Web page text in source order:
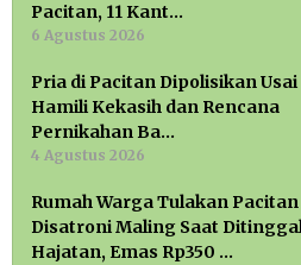
Pacitan, 11 Kant…
6 Agustus 2026
Pria di Pacitan Dipolisikan
Hamili Kekasih dan Rencana
Pernikahan Ba…
4 Agustus 2026
Rumah Warga Tulakan Pacitan
Disatroni Maling Saat
Hajatan, Emas Rp350 …